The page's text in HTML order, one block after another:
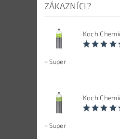
ZÁKAZNÍCI?
+ Super
+ Super